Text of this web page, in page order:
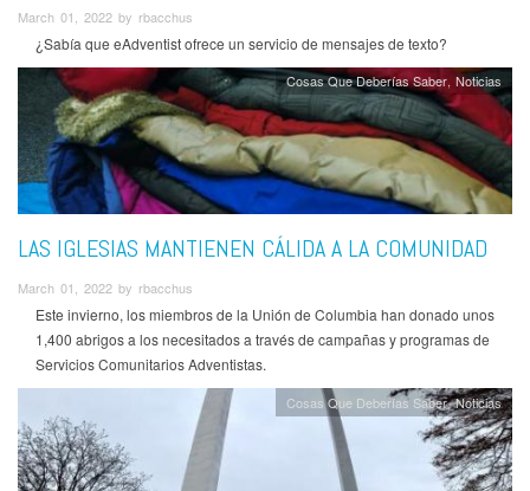
March 01, 2022 by rbacchus
¿Sabía que eAdventist ofrece un servicio de mensajes de texto?
Cosas Que Deberías Saber Noticias
LAS IGLESIAS MANTIENEN CÁLIDA A LA COMUNIDAD
March 01, 2022 by rbacchus
Este invierno, los miembros de la Unión de Columbia han donado unos
1,400 abrigos a los necesitados a través de campañas y programas de
Servicios Comunitarios Adventistas.
Cosas Que Deberías Saber Noticias